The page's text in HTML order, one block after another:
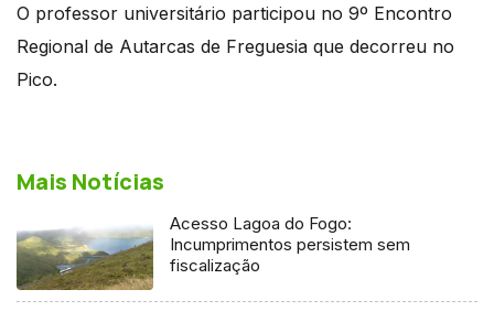
O professor universitário participou no 9º Encontro
Regional de Autarcas de Freguesia que decorreu no
Pico.
Mais Notícias
Acesso Lagoa do Fogo:
Incumprimentos persistem sem
fiscalização